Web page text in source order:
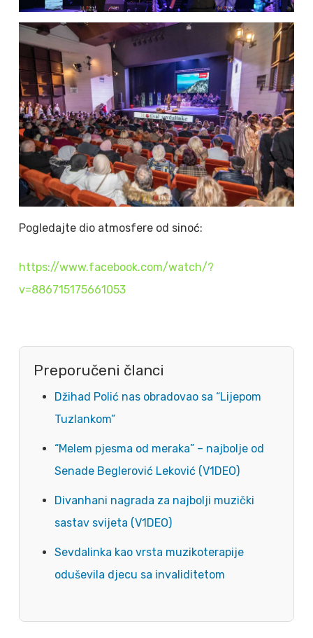
Pogledajte dio atmosfere od sinoć:
https://www.facebook.com/watch/?
v=886715175661053
Preporučeni članci
Džihad Polić nas obradovao sa “Lijepom
Tuzlankom”
“Melem pjesma od meraka” – najbolje od
Senade Beglerović Leković (V1DEO)
Divanhani nagrada za najbolji muzički
sastav svijeta (V1DEO)
Sevdalinka kao vrsta muzikoterapije
oduševila djecu sa invaliditetom